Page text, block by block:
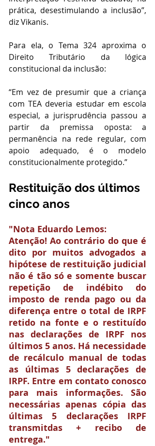
prática, desestimulando a inclusão”,
diz Vikanis.
Para ela, o Tema 324 aproxima o
Direito Tributário da lógica
constitucional da inclusão:
“Em vez de presumir que a criança
com TEA deveria estudar em escola
especial, a jurisprudência passou a
partir da premissa oposta: a
permanência na rede regular, com
apoio adequado, é o modelo
constitucionalmente protegido.”
Restituição dos últimos
cinco anos
"Nota Eduardo Lemos:
Atenção! Ao contrário do que é
dito por muitos advogados a
hipótese de restituição judicial
não é tão só e somente buscar
repetição de indébito do
imposto de renda pago ou da
diferença entre o total de IRPF
retido na fonte e o restituído
nas declarações de IRPF nos
últimos 5 anos. Há necessidade
de recálculo manual de todas
as últimas 5 declarações de
IRPF. Entre em contato conosco
para mais informações. São
necessárias apenas cópia das
últimas 5 declarações IRPF
transmitdas + recibo de
entrega."